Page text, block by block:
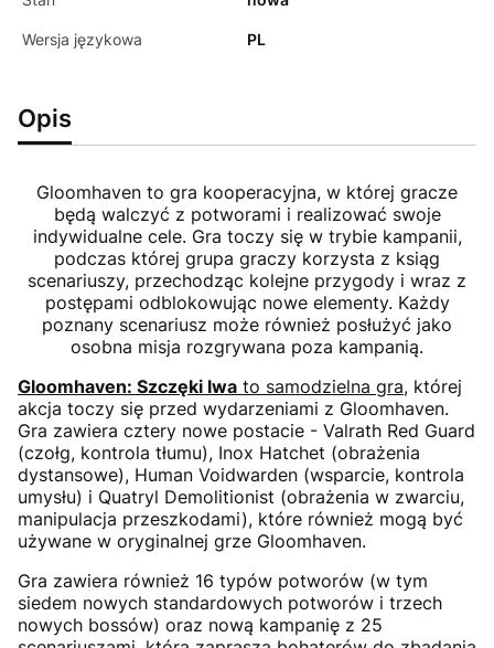
Wersja językowa PL
Opis
Gloomhaven to gra kooperacyjna, w której gracze
będą walczyć z potworami i realizować swoje
indywidualne cele. Gra toczy się w trybie kampanii,
podczas której grupa graczy korzysta z ksiąg
scenariuszy, przechodząc kolejne przygody i wraz z
postępami odblokowując nowe elementy. Każdy
poznany scenariusz może również posłużyć jako
osobna misja rozgrywana poza kampanią.
Gloomhaven: Szczęki lwa to samodzielna gra, której
akcja toczy się przed wydarzeniami z Gloomhaven.
Gra zawiera cztery nowe postacie - Valrath Red Guard
(czołg, kontrola tłumu), Inox Hatchet (obrażenia
dystansowe), Human Voidwarden (wsparcie, kontrola
umysłu) i Quatryl Demolitionist (obrażenia w zwarciu,
manipulacja przeszkodami), które również mogą być
używane w oryginalnej grze Gloomhaven.
Gra zawiera również 16 typów potworów (w tym
siedem nowych standardowych potworów i trzech
nowych bossów) oraz nową kampanię z 25